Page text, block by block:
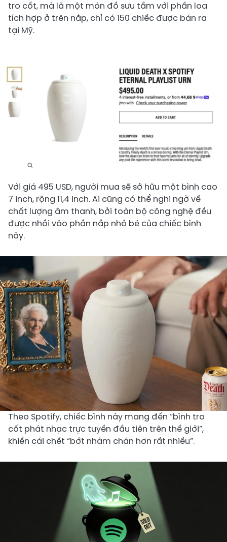
tro cốt, mà là một món đồ sưu tầm với phần loa
tích hợp ở trên nắp, chỉ có 150 chiếc được bán ra
tại Mỹ.
Với giá 495 USD, người mua sẽ sở hữu một bình cao
7 inch, rộng 11,4 inch. Ai cũng có thể nghi ngờ về
chất lượng âm thanh, bởi toàn bộ công nghệ đều
được nhồi vào phần nắp nhỏ bé của chiếc bình
này.
Theo Spotify, chiếc bình này mang đến “bình tro
cốt phát nhạc trực tuyến đầu tiên trên thế giới”,
khiến cái chết “bớt nhàm chán hơn rất nhiều”.